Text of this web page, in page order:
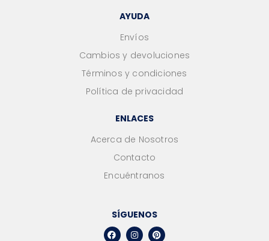
AYUDA
Envíos
Cambios y devoluciones
Términos y condiciones
Política de privacidad
ENLACES
Acerca de Nosotros
Contacto
Encuéntranos
SÍGUENOS